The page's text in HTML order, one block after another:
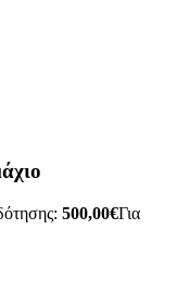
500,00€Για